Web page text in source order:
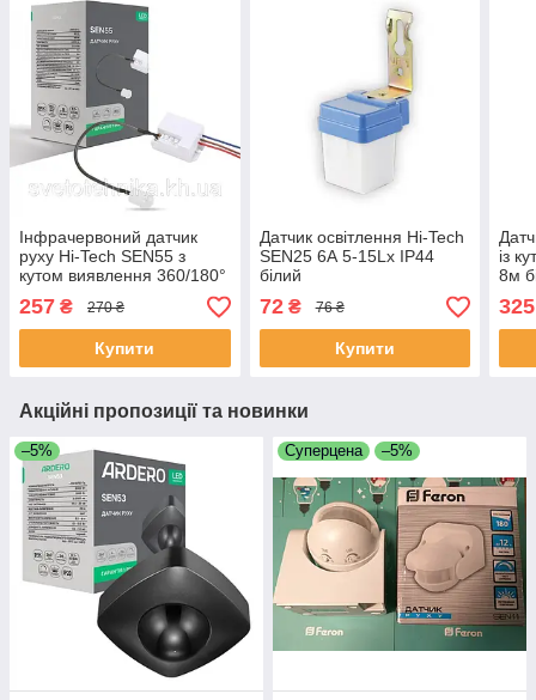
Інфрачервоний датчик
руху Hi-Tech SEN55 з
кутом виявлення 360/180°
257 ₴ 270 ₴
Купити
Датчик освітлення Hi-Tech
SEN25 6А 5-15Lx IP44
білий
72₴ 76 ₴
Купити
із
8м
325
Акційні пропозиції та новинки
–5% Суперцена –5%